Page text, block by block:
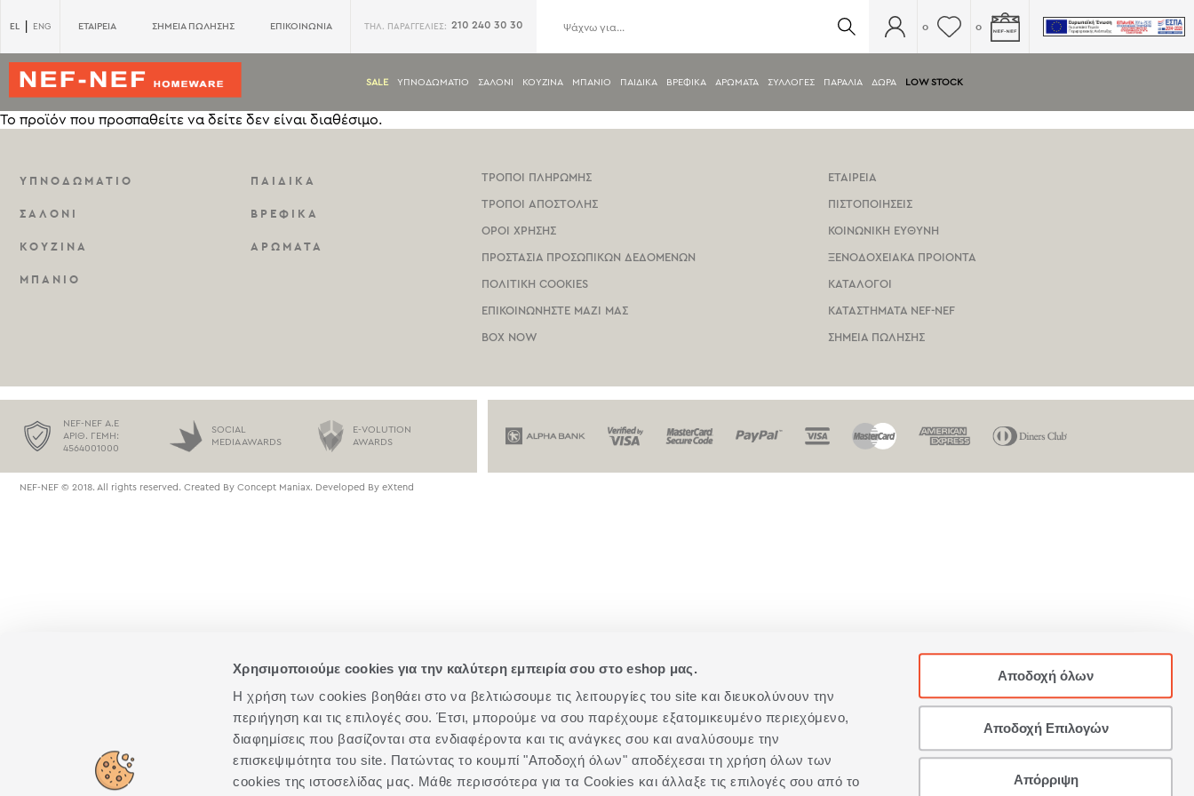
Χρησιμοποιούμε cookies για την καλύτερη εμπειρία σου στο eshop μας.
Η χρήση των cookies βοηθάει στο να βελτιώσουμε τις λειτουργίες του site και διευκολύνουν την
περιήγηση και τις επιλογές σου. Έτσι, μπορούμε να σου παρέχουμε εξατομικευμένο περιεχόμενο,
διαφημίσεις που βασίζονται στα ενδιαφέροντα και τις ανάγκες σου και αναλύσουμε την
επισκεψιμότητα του site. Πατώντας το κουμπί "Αποδοχή όλων" αποδέχεσαι τη χρήση όλων των
cookies της ιστοσελίδας μας. Μάθε περισσότερα για τα Cookies και άλλαξε τις επιλογές σου από το
Αποδοχή όλων
Αποδοχή Επιλογών
Απόρριψη
EL ENG ΕΤΑΙΡΕΙΑ ΣΗΜΕΙΑ ΠΩΛΗΣΗΣ ΕΠΙΚΟΙΝΩΝΙΑ ΤΗΛ. ΠΑΡΑΓΓΕΛΙΕΣ: 210 240 30 30 0 0
SALE ΥΠΝΟΔΩΜΑΤΙΟ ΣΑΛΟΝΙ ΚΟΥΖΙΝΑ ΜΠΑΝΙΟ ΠΑΙΔΙΚΑ ΒΡΕΦΙΚΑ ΑΡΩΜΑΤΑ ΣΥΛΛΟΓΕΣ ΠΑΡΑΛΙΑ ΔΩΡΑ LOW STOCK
Το προϊόν που προσπαθείτε να δείτε δεν είναι διαθέσιμο.
ΥΠΝΟΔΩΜΑΤΙΟ
ΣΑΛΟΝΙ
ΚΟΥΖΙΝΑ
ΜΠΑΝΙΟ
ΠΑΙΔΙΚΑ
ΒΡΕΦΙΚΑ
ΑΡΩΜΑΤΑ
ΤΡΟΠΟΙ ΠΛΗΡΩΜΗΣ
ΤΡΟΠΟΙ ΑΠΟΣΤΟΛΗΣ
ΟΡΟΙ ΧΡΗΣΗΣ
ΠΡΟΣΤΑΣΙΑ ΠΡΟΣΩΠΙΚΩΝ ΔΕΔΟΜΕΝΩΝ
ΠΟΛΙΤΙΚΗ COOKIES
ΕΠΙΚΟΙΝΩΝΗΣΤΕ ΜΑΖΙ ΜΑΣ
BOX NOW
ΕΤΑΙΡΕΙΑ
ΠΙΣΤΟΠΟΙΗΣΕΙΣ
ΚΟΙΝΩΝΙΚΗ ΕΥΘΥΝΗ
ΞΕΝΟΔΟΧΕΙΑΚΑ ΠΡΟΙΟΝΤΑ
ΚΑΤΑΛΟΓΟΙ
ΚΑΤΑΣΤΗΜΑΤΑ NEF-NEF
ΣΗΜΕΙΑ ΠΩΛΗΣΗΣ
NEF-NEF Α.Ε
ΑΡΙΘ. ΓΕΜΗ:
4564001000
SOCIAL
MEDIA AWARDS
E-VOLUTION
AWARDS
NEF-NEF © 2018. All rights reserved. Created By Concept Maniax. Developed By eXtend